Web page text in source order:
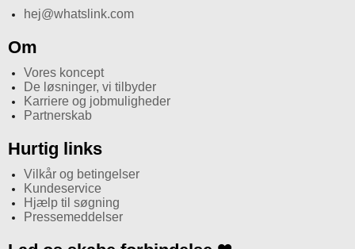
hej@whatslink.com
Om
Vores koncept
De løsninger, vi tilbyder
Karriere og jobmuligheder
Partnerskab
Hurtig links
Vilkår og betingelser
Kundeservice
Hjælp til søgning
Pressemeddelser